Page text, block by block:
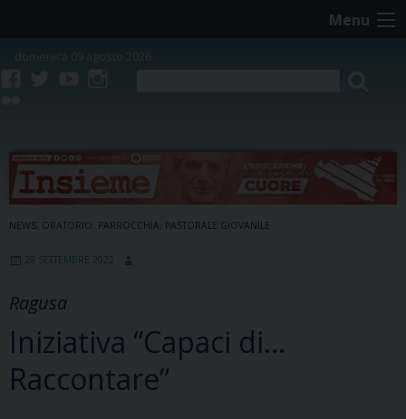
content
Menu
domenica 09 agosto 2026
NEWS ORATORIO PARROCCHIA PASTORALE GIOVANILE
28 SETTEMBRE 2022
Ragusa
Iniziativa “Capaci di…
Raccontare”